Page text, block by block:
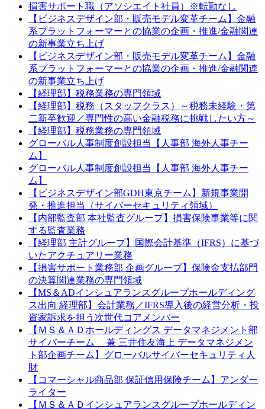
損害サポート職（アソシエイト社員）※転勤なし
【ビジネスデザイン部・販売モデル変革チーム】金融
系プラットフォーマーとの協業の企画・推進/金融関連
の新事業立ち上げ
【ビジネスデザイン部・販売モデル変革チーム】金融
系プラットフォーマーとの協業の企画・推進/金融関連
の新事業立ち上げ
【経理部】税務業務の専門領域
【経理部】税務（スタッフクラス）～税務未経験・第
二新卒歓迎／専門性の高い金融税務に挑戦したい方～
【経理部】税務業務の専門領域
グローバル人事制度創設担当【人事部 海外人事チー
ム】
グローバル人事制度創設担当【人事部 海外人事チー
ム】
【ビジネスデザイン部GDH東京チーム】新規事業開
発・推進担当（サイバーセキュリティ領域）
【内部監査部 本社監査グループ】損害保険事業等に関
する監査業務
【経理部 主計グループ】国際会計基準（IFRS）に基づ
いたアクチュアリー業務
【損害サポート業務部 企画グループ】保険金支払部門
の決算関連業務の専門領域
【MS＆ADインシュアランスグループホールディング
ス出向 経理部】会計業務／IFRS導入後の経営分析・投
資家訴求を担う次世代コアメンバー
【ＭＳ＆ＡＤホールディングス データマネジメント部
サイバーチーム 兼 三井住友海上 データマネジメン
ト部企画チーム】グローバルサイバーセキュリティ人
財
【コマーシャル商品部 保証信用保険チーム】アンダー
ライター
【ＭＳ＆ＡＤインシュアランスグループホールディン